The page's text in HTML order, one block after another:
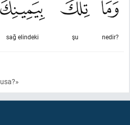
nedir?
şu
sağ elindeki